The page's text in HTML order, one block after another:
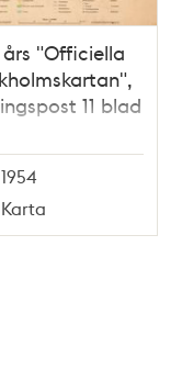
års "Officiella
11 blad
1954
Karta